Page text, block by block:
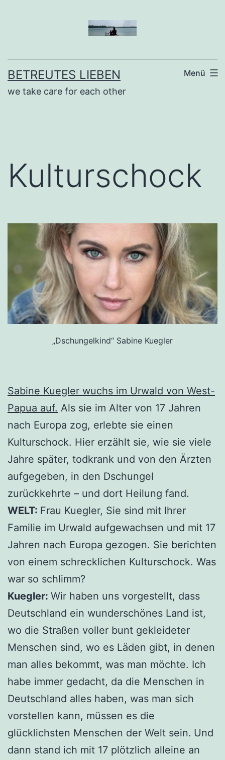
BETREUTES LIEBEN
we take care for each other
Menü
Kulturschock
„Dschungelkind“ Sabine Kuegler
Sabine Kuegler wuchs im Urwald von West-
Papua auf. Als sie im Alter von 17 Jahren
nach Europa zog, erlebte sie einen
Kulturschock. Hier erzählt sie, wie sie viele
Jahre später, todkrank und von den Ärzten
aufgegeben, in den Dschungel
zurückkehrte – und dort Heilung fand.
WELT: Frau Kuegler, Sie sind mit Ihrer
Familie im Urwald aufgewachsen und mit 17
Jahren nach Europa gezogen. Sie berichten
von einem schrecklichen Kulturschock. Was
war so schlimm?
Kuegler: Wir haben uns vorgestellt, dass
Deutschland ein wunderschönes Land ist,
wo die Straßen voller bunt gekleideter
Menschen sind, wo es Läden gibt, in denen
man alles bekommt, was man möchte. Ich
habe immer gedacht, da die Menschen in
Deutschland alles haben, was man sich
vorstellen kann, müssen es die
glücklichsten Menschen der Welt sein. Und
dann stand ich mit 17 plötzlich alleine an